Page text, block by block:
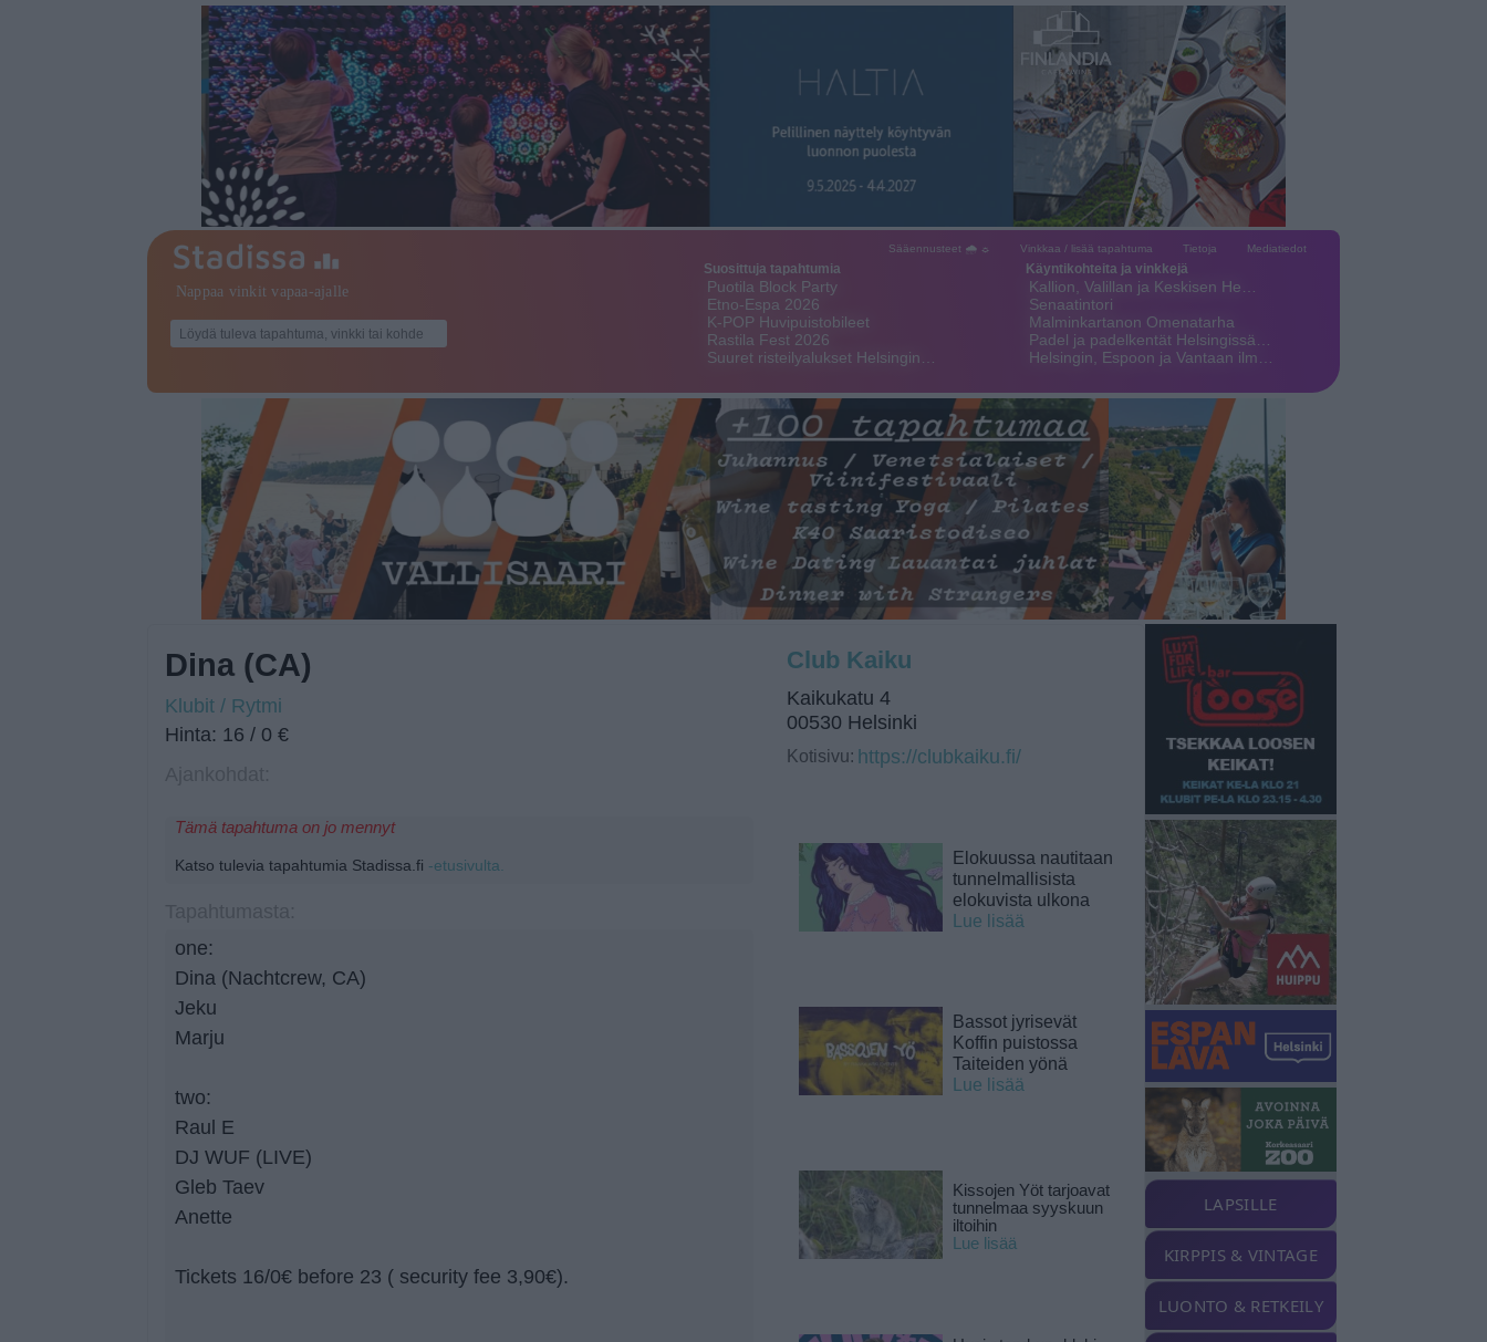
Sääennusteet 🌧 ☼ Vinkkaa / lisää tapahtuma Tietoja Mediatiedot
Suosittuja tapahtumia
Puotila Block Party
Etno-Espa 2026
K-POP Huvipuistobileet
Rastila Fest 2026
Suuret risteilyalukset Helsingin…
Käyntikohteita ja vinkkejä
Kallion, Valillan ja Keskisen He…
Senaatintori
Malminkartanon Omenatarha
Padel ja padelkentät Helsingissä…
Helsingin, Espoon ja Vantaan ilm…
Dina (CA)
Klubit / Rytmi
Hinta: 16 / 0 €
Tämä tapahtuma on jo mennyt
Katso tulevia tapahtumia Stadissa.fi -etusivulta.
one:
Dina (Nachtcrew, CA)
Jeku
Marju
two:
Raul E
DJ WUF (LIVE)
Gleb Taev
Anette
Tickets 16/0€ before 23 ( security fee 3,90€).
Club Kaiku
Kaikukatu 4
00530 Helsinki
Kotisivu: https://clubkaiku.fi/
Elokuussa nautitaan
tunnelmallisista
elokuvista ulkona
Lue lisää
Bassot jyrisevät
Koffin puistossa
Taiteiden yönä
Lue lisää
Kissojen Yöt tarjoavat
tunnelmaa syyskuun
iltoihin
Lue lisää
LAPSILLE
KIRPPIS & VINTAGE
LUONTO & RETKEILY